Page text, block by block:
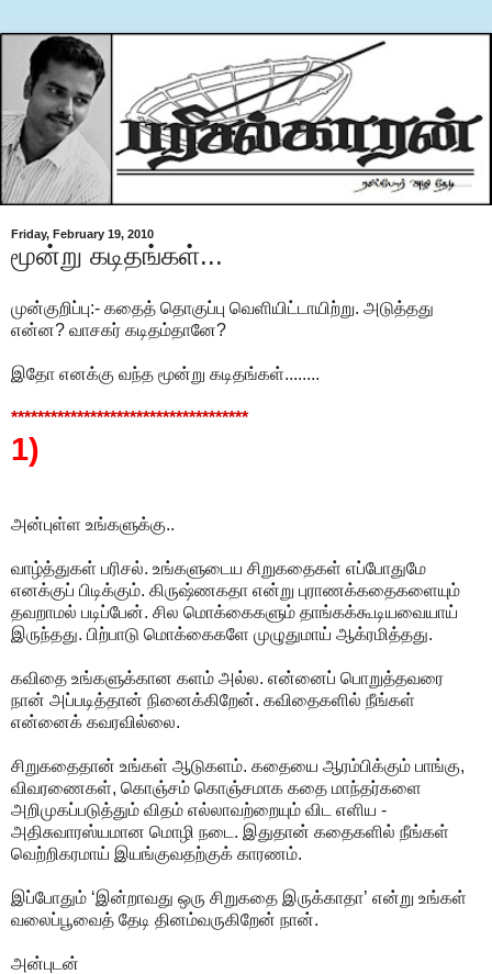
Friday, February 19, 2010
மூன்று கடிதங்கள்...
முன்குறிப்பு:- கதைத் தொகுப்பு வெளியிட்டாயிற்று. அடுத்தது
என்ன? வாசகர் கடிதம்தானே?
இதோ எனக்கு வந்த மூன்று கடிதங்கள்........
************************************
1)
அன்புள்ள உங்களுக்கு..
வாழ்த்துகள் பரிசல். உங்களுடைய சிறுகதைகள் எப்போதுமே
எனக்குப் பிடிக்கும். கிருஷ்ணகதா என்று புராணக்கதைகளையும்
தவறாமல் படிப்பேன். சில மொக்கைகளும் தாங்கக்கூடியவையாய்
இருந்தது. பிற்பாடு மொக்கைகளே முழுதுமாய் ஆக்ரமித்தது.
கவிதை உங்களுக்கான களம் அல்ல. என்னைப் பொறுத்தவரை
நான் அப்படித்தான் நினைக்கிறேன். கவிதைகளில் நீங்கள்
என்னைக் கவரவில்லை.
சிறுகதைதான் உங்கள் ஆடுகளம். கதையை ஆரம்பிக்கும் பாங்கு,
விவரணைகள், கொஞ்சம் கொஞ்சமாக கதை மாந்தர்களை
அறிமுகப்படுத்தும் விதம் எல்லாவற்றையும் விட எளிய -
அதிசுவாரஸ்யமான மொழி நடை. இதுதான் கதைகளில் நீங்கள்
வெற்றிகரமாய் இயங்குவதற்குக் காரணம்.
இப்போதும் ‘இன்றாவது ஒரு சிறுகதை இருக்காதா’ என்று உங்கள்
வலைப்பூவைத் தேடி தினம்வருகிறேன் நான்.
அன்புடன்